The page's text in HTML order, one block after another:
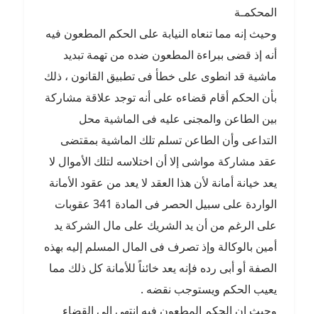
المحكمـة
وحيث إنه مما تنعاه النيابة على الحكم المطعون فيه
أنه إذ قضى ببراءة المطعون ضده من تهمة تبديد
ماشية قد انطوى على خطأ فى تطبيق القانون ، ذلك
بأن الحكم أقام قضاءه على أنه توجد علاقة مشاركة
بين الطاعن والمجنى عليه فى الماشية محل
التداعى وأن الطاعن تسلم تلك الماشية بمقتضى
عقد مشاركة مواشى إلا أن اختلاسه لتلك الأموال لا
يعد خيانة أمانة لأن هذا العقد لا يعد من عقود الأمانة
الواردة على سبيل الحصر فى المادة 341 عقوبات
على الرغم من أن يد الشريك على مال الشركة يد
أمين بالوكالة وإذ تصرف فى المال المسلم إليه بهذه
الصفة أو أبى رده فإنه يعد خائناً للأمانة كل ذلك مما
يعيب الحكم ويستوجب نقضه .
وحيث إن الحكم المطعون فيه انتهى إلى القضاء